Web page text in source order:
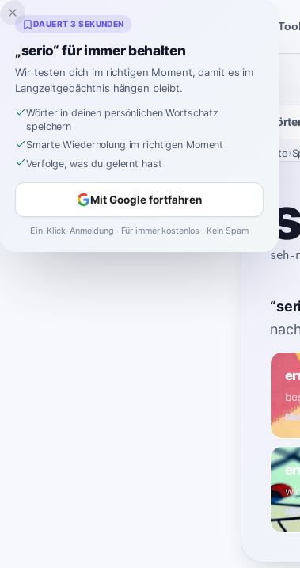
Inklingo Geschichten Spanische
Startseite›
seh-
“
DAUERT 3 SEKUNDEN
„serio“ für immer behalten
Wir testen dich im richtigen Moment, damit es im
Langzeitgedächtnis hängen bleibt.
Wörter in deinen persönlichen Wortschatz
speichern
Smarte Wiederholung im richtigen Moment
Verfolge, was du gelernt hast
Mit Google fortfahren
Ein-Klick-Anmeldung · Für immer kostenlos · Kein Spam